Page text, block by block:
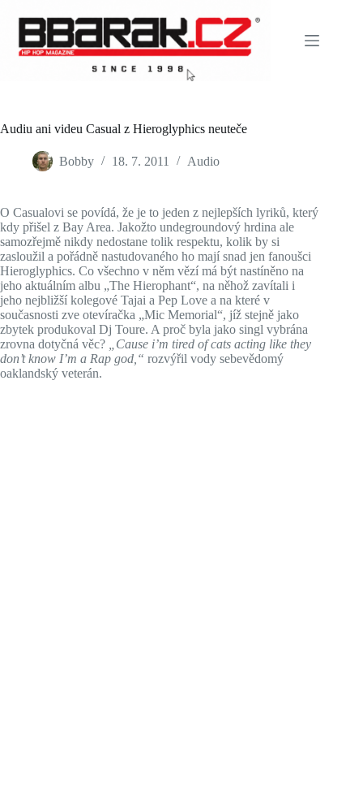
content
Audiu ani videu Casual z Hieroglyphics neuteče
Bobby 18. 7. 2011 Audio
O Casualovi se povídá, že je to jeden z nejlepších lyriků, který
kdy přišel z Bay Area. Jakožto undegroundový hrdina ale
samozřejmě nikdy nedostane tolik respektu, kolik by si
zasloužil a pořádně nastudovaného ho mají snad jen fanoušci
Hieroglyphics. Co všechno v něm vězí má být nastíněno na
jeho aktuálním albu „The Hierophant“, na něhož zavítali i
jeho nejbližší kolegové Tajai a Pep Love a na které v
současnosti zve otevíračka „Mic Memorial“, jíž stejně jako
zbytek produkoval Dj Toure. A proč byla jako singl vybrána
zrovna dotyčná věc?
„Cause i’m tired of cats acting like they
don’t know I’m a Rap god,“ rozvýřil vody sebevědomý
oaklandský veterán.